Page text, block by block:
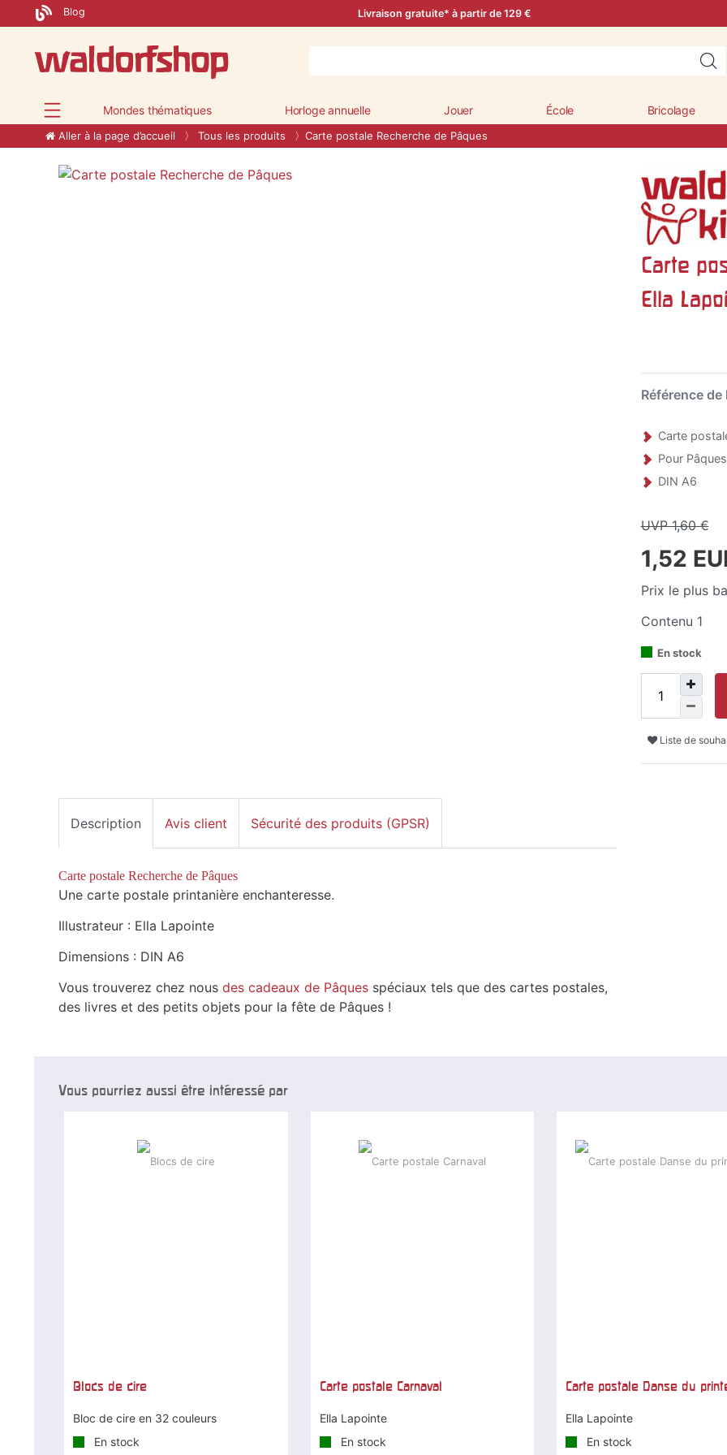
Blog Livraison gratuite* à partir de 129 €
Mondes thématiques Horloge annuelle Jouer École Bricolage
Aller à la page d’accueil Tous les produits Carte postale Recherche de Pâques
Carte
Ella
Référence de
Carte
Pour Pâques
DIN A6
UVP 1,60 €
1,52
Prix le plus
Contenu 1
En stock
Liste de
Description Avis client Sécurité des produits (GPSR)
Carte postale Recherche de Pâques
Une carte postale printanière enchanteresse.
Illustrateur : Ella Lapointe
Dimensions : DIN A6
Vous trouverez chez nous des cadeaux de Pâques spéciaux tels que des cartes postales,
des livres et des petits objets pour la fête de Pâques !
Vous pourriez aussi être intéressé par
Blocs de cire
Bloc de cire en 32 couleurs
En stock
Carte postale Carnaval
Ella Lapointe
En stock
Carte postale Danse du
Ella Lapointe
En stock